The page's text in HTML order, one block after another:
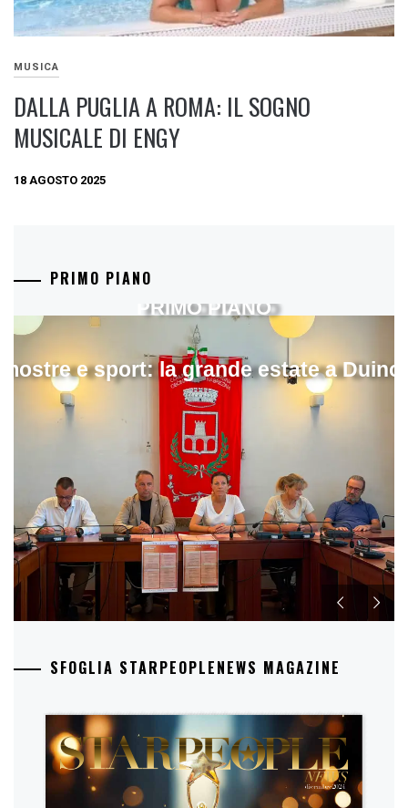
MUSICA
DALLA PUGLIA A ROMA: IL SOGNO
MUSICALE DI ENGY
18 AGOSTO 2025
PRIMO PIANO
e sport: la grande estate a
PRIMO PIANO
SFOGLIA STARPEOPLENEWS MAGAZINE